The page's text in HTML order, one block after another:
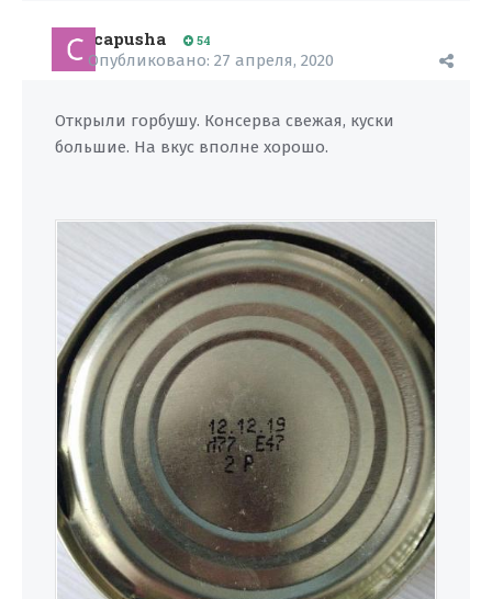
capusha 54
Опубликовано: 27 апреля, 2020
Открыли горбушу. Консерва свежая, куски
большие. На вкус вполне хорошо.